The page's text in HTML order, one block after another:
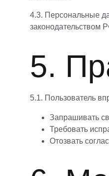
4.3. Персональные
законодательством
5.
5.1. Пользователь
Запрашивать
Требовать
Отозвать